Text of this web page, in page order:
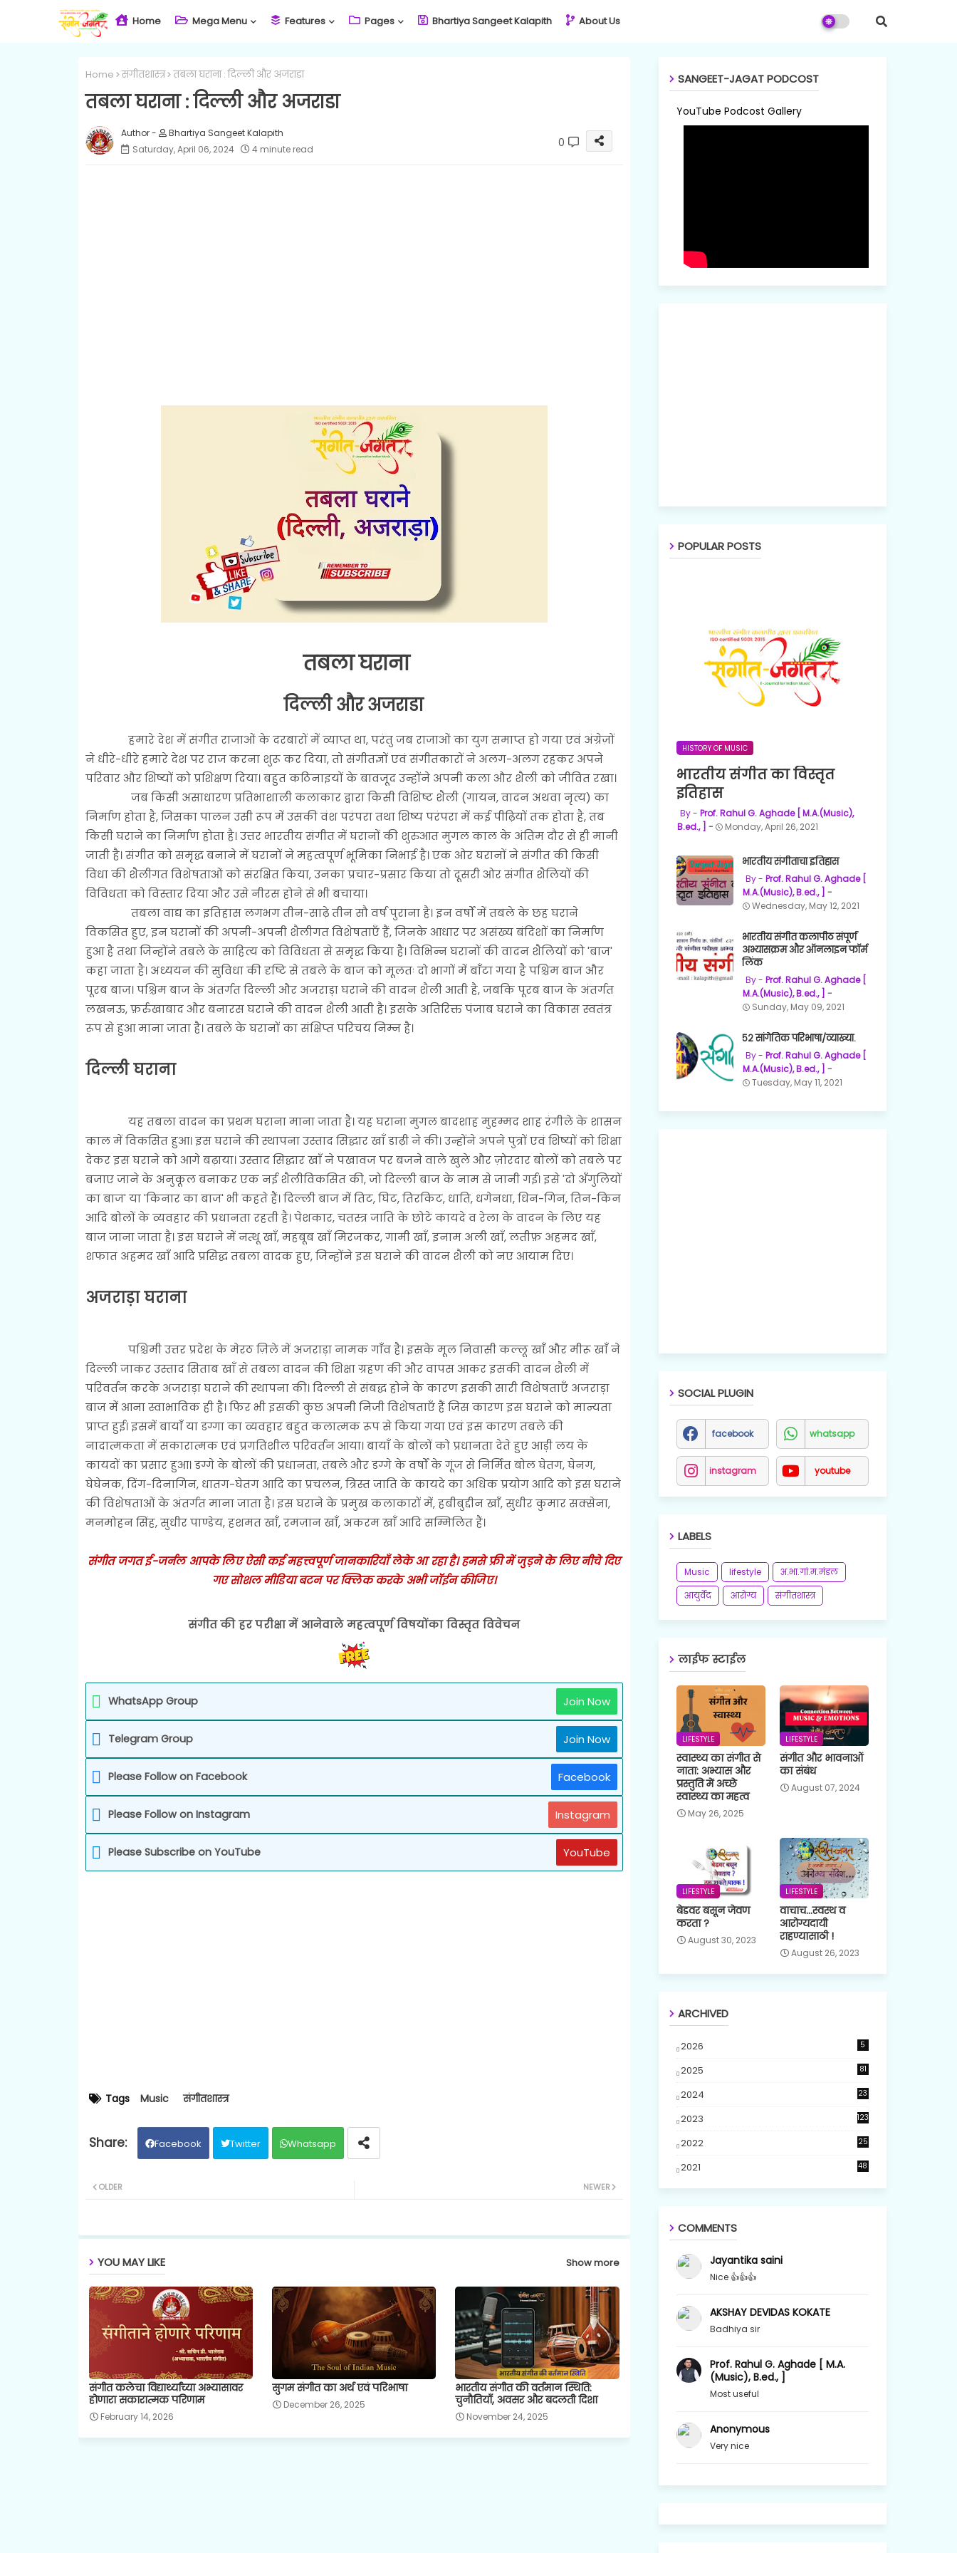
Home Mega Menu Features Pages Bhartiya Sangeet Kalapith About Us
Home संगीतशास्त्र तबला घराना : दिल्ली और अजराडा
तबला घराना : दिल्ली और अजराडा
Bhartiya Sangeet Kalapith
Saturday, April 06, 2024
4 minute read 0
तबला घराना
दिल्ली और अजराडा
हमारे देश में संगीत राजाओं के दरबारों में व्याप्त था, परंतु जब राजाओं का युग समाप्त हो गया एवं अंग्रेज़ों
ने धीरे-धीरे हमारे देश पर राज करना शुरू कर दिया, तो संगीतज्ञों एवं संगीतकारों ने अलग-अलग रहकर अपने
परिवार और शिष्यों को प्रशिक्षण दिया। बहुत कठिनाइयों के बावजूद उन्होंने अपनी कला और शैली को जीवित रखा।
जब किसी असाधारण प्रतिभाशाली कलाकार द्वारा किसी विशिष्ट शैली (गायन, वादन अथवा नृत्य) का
निर्माण होता है, जिसका पालन उसी रूप में उसकी वंश परंपरा तथा शिष्य परंपरा में कई पीढ़ियों तक होता है, तब
किसी घराने का निर्माण होता है। उत्तर भारतीय संगीत में घरानों की शुरुआत मुगल काल के अंतिम दौर से ही मानी
जाती है। संगीत को समृद्ध बनाने में घरानों ने महत्वपूर्ण भूमिका निभाई है। एक ओर घरानों ने संगीत की किसी
विधा की शैलीगत विशेषताओं को संरक्षित किया, उनका प्रचार-प्रसार किया तो दूसरी ओर संगीत शैलियों की
विविधता को विस्तार दिया और उसे नीरस होने से भी बचाया।
तबला वाद्य का इतिहास लगभग तीन-साढ़े तीन सौ वर्ष पुराना है। इन वर्षों में तबले के छह घराने
विकसित हुए, इन घरानों की अपनी-अपनी शैलीगत विशेषताएँ हैं, जिनके आधार पर असंख्य बंदिशों का निर्माण
हुआ है तथा जिन्होंने तबले के साहित्य को विविधता से समृद्ध किया है। विभिन्न घरानों की वादन शैलियों को 'बाज'
कहा जाता है। अध्ययन की सुविधा की दृष्टि से तबले के बाज को मूलतः दो भागों में बाँटा गया है पश्चिम बाज और
पूरब बाज। पश्चिम बाज के अंतर्गत दिल्ली और अजराड़ा घराने की वादन शैली आती है, जबकि पूरब बाज के अंतर्गत
लखनऊ, फ़र्रुखाबाद और बनारस घराने की वादन शैली आती है। इसके अतिरिक्त पंजाब घराने का विकास स्वतंत्र
रूप से हुआ माना जाता है। तबले के घरानों का संक्षिप्त परिचय निम्न है।
दिल्ली घराना
यह तबला वादन का प्रथम घराना माना जाता है। यह घराना मुगल बादशाह मुहम्मद शाह रंगीले के शासन
काल में विकसित हुआ। इस घराने की स्थापना उस्ताद सिद्धार खाँ डाढ़ी ने की। उन्होंने अपने पुत्रों एवं शिष्यों को शिक्षा
देकर इस घराने को आगे बढ़ाया। उस्ताद सिद्धार खाँ ने पखावज पर बजने वाले खुले और ज़ोरदार बोलों को तबले पर
बजाए जाने के अनुकूल बनाकर एक नई शैलीविकसित की, जो दिल्ली बाज के नाम से जानी गई। इसे 'दो अँगुलियों
का बाज' या 'किनार का बाज' भी कहते हैं। दिल्ली बाज में तिट, घिट, तिरकिट, धाति, धगेनधा, धिन-गिन, तिन-किन
आदि बोलों के व्यवहार की प्रधानता रहती है। पेशकार, चतस्त्र जाति के छोटे कायदे व रेला के वादन के लिए यह
बाज जाना जाता है। इस घराने में नत्थू खाँ, महबूब खाँ मिरजकर, गामी खाँ, इनाम अली खाँ, लतीफ़ अहमद खाँ,
शफात अहमद खाँ आदि प्रसिद्ध तबला वादक हुए, जिन्होंने इस घराने की वादन शैली को नए आयाम दिए।
अजराड़ा घराना
पश्चिमी उत्तर प्रदेश के मेरठ ज़िले में अजराड़ा नामक गाँव है। इसके मूल निवासी कल्लू खाँ और मीरू खाँ ने
दिल्ली जाकर उस्ताद सिताब खाँ से तबला वादन की शिक्षा ग्रहण की और वापस आकर इसकी वादन शैली में
परिवर्तन करके अजराड़ा घराने की स्थापना की। दिल्ली से संबद्ध होने के कारण इसकी सारी विशेषताएँ अजराड़ा
बाज में आना स्वाभाविक ही है। फिर भी इसकी कुछ अपनी निजी विशेषताएँ हैं जिस कारण इस घराने को मान्यता
प्राप्त हुई। इसमें बायाँ या डग्गा का व्यवहार बहुत कलात्मक रूप से किया गया एवं इस कारण तबले की
नादात्मकता में सकारात्मक एवं प्रगतिशील परिवर्तन आया। बायाँ के बोलों को प्रधानता देते हुए आड़ी लय के
कायदों का प्रसार हुआ। डग्गे के बोलों की प्रधानता, तबले और डग्गे के वर्षों के गूंज से निर्मित बोल घेतग, घेनग,
घेघेनक, दिंग-दिनागिन, धातग-घेतग आदि का प्रचलन, त्रिस्त जाति के कायदे का अधिक प्रयोग आदि को इस घराने
की विशेषताओं के अंतर्गत माना जाता है। इस घराने के प्रमुख कलाकारों में, हबीबुद्दीन खाँ, सुधीर कुमार सक्सेना,
मनमोहन सिंह, सुधीर पाण्डेय, हशमत खाँ, रमज़ान खाँ, अकरम खाँ आदि सम्मिलित हैं।
संगीत जगत ई-जर्नल आपके लिए ऐसी कई महत्त्वपूर्ण जानकारियाँ लेके आ रहा है। हमसे फ्री में जुड़ने के लिए नीचे दिए
गए सोशल मीडिया बटन पर क्लिक करके अभी जॉईन कीजिए।
संगीत की हर परीक्षा में आनेवाले महत्वपूर्ण विषयोंका विस्तृत विवेचन
WhatsApp Group Join Now
Telegram Group Join Now
Please Follow on Facebook Facebook
Please Follow on Instagram Instagram
Please Subscribe on YouTube YouTube
Tags Music संगीतशास्त्र
Facebook Twitter Whatsapp
NEWER
OLDER
YOU MAY LIKE Show more
संगीत कलेचा विद्यार्थ्यांच्या अभ्यासावर
होणारा सकारात्मक परिणाम
February 14, 2026
सुगम संगीत का अर्थ एवं परिभाषा
December 26, 2025
भारतीय संगीत की वर्तमान स्थिति:
चुनौतियाँ, अवसर और बदलती दिशा
November 24, 2025
SANGEET-JAGAT PODCOST
YouTube Podcost Gallery
POPULAR POSTS
HISTORY OF MUSIC
भारतीय संगीत का विस्तृत
इतिहास
Prof. Rahul G. Aghade [ M.A.(Music),
B.ed., ]
Monday, April 26, 2021
भारतीय संगीताचा इतिहास
Prof. Rahul G. Aghade [
M.A.(Music), B.ed., ]
Wednesday, May 12, 2021
भारतीय संगीत कलापीठ संपूर्ण
अभ्यासक्रम और ऑनलाइन फॉर्म
लिंक
Prof. Rahul G. Aghade [
M.A.(Music), B.ed., ]
Sunday, May 09, 2021
५२ सांगेतिक परिभाषा/व्याख्या.
Prof. Rahul G. Aghade [
M.A.(Music), B.ed., ]
Tuesday, May 11, 2021
SOCIAL PLUGIN
facebook whatsapp
instagram youtube
LABELS
Music lifestyle
अ.भा.गां.म.मंडल
आयुर्वेद
आरोग्य संगीतशास्त्र
लाईफ स्टाईल
LIFESTYLE
स्वास्थ्य का संगीत से
नाता: अभ्यास और
प्रस्तुति में अच्छे
स्वास्थ्य का महत्व
May 26, 2025
LIFESTYLE
संगीत और भावनाओं
का संबंध
August 07, 2024
LIFESTYLE
बेडवर बसून जेवण
करता ?
August 30, 2023
LIFESTYLE
वाचाच...स्वस्थ व
आरोग्यदायी
राहण्यासाठी !
August 26, 2023
ARCHIVED
2026 5
2025 81
2024
23
2023 123
2022 25
2021 48
COMMENTS
Jayantika saini
Nice 👍👍👍
AKSHAY DEVIDAS KOKATE
Badhiya sir
Prof. Rahul G. Aghade [ M.A.
(Music), B.ed., ]
Most useful
Anonymous
Very nice